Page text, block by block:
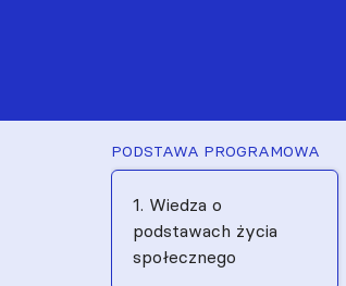
PODSTAWA PROGRAMOWA
1. Wiedza o
podstawach życia
społecznego